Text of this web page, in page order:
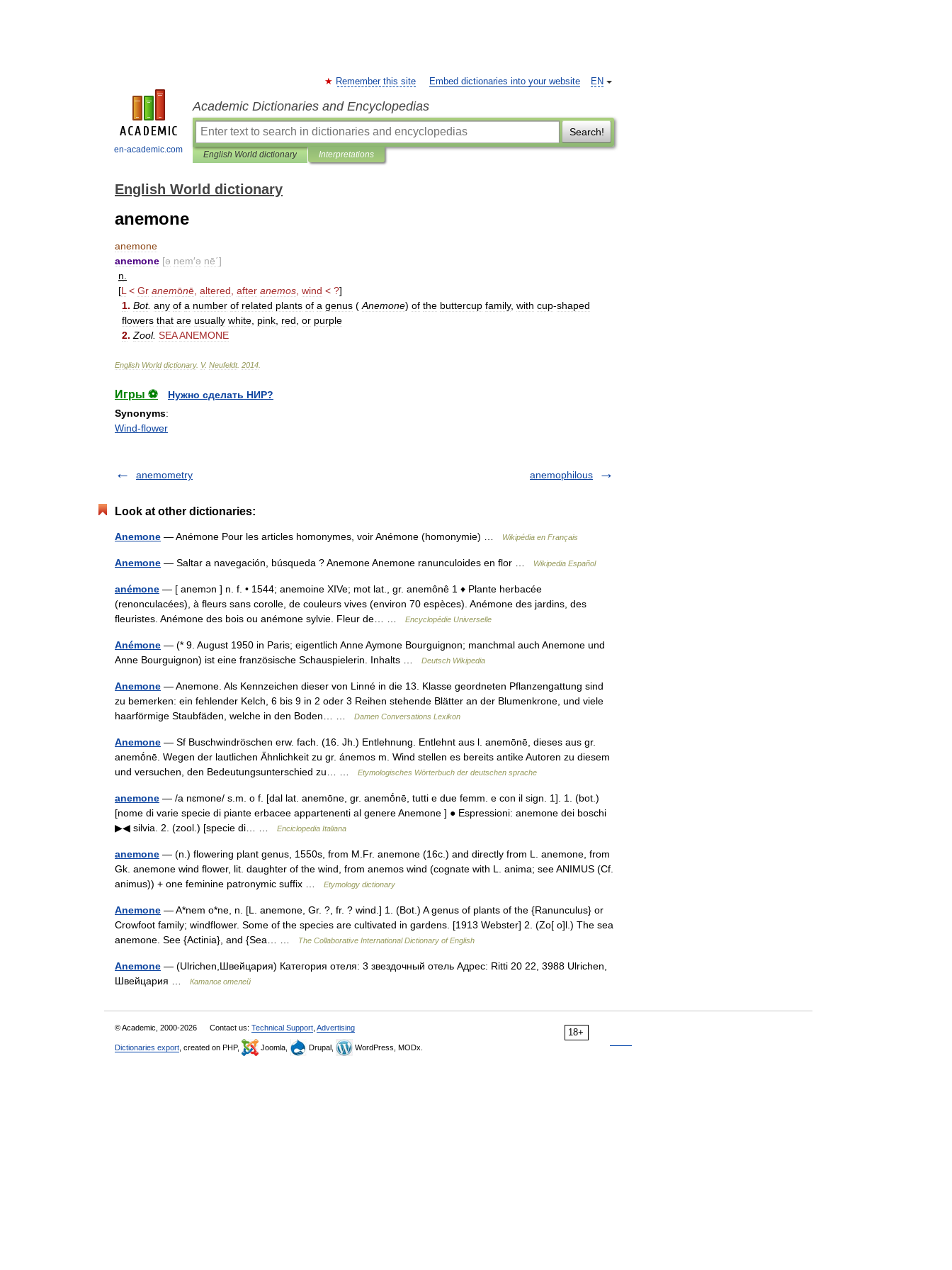
en-academic.com
EN
Remember this site Embed dictionaries into your website
Academic Dictionaries and Encyclopedias
Search!
English World dictionary Interpretations
English World dictionary
anemone
anemone
anemone [ə nem′ə nē΄]
n
[L < Gr anemōnē altered after anemos wind < ?]
1. Bot. any of a number of related plants of a genus ( Anemone) of the buttercup family, with cup-shaped
flowers that are usually white pink red or purple
2. Zool. SEAANEMONE
English World dictionary. V. Neufeldt. 2014
Игры ⚽
Нужно сделать НИР?
Synonyms:
Wind-flower
anemometry anemophilous
Look at other dictionaries:
Anemone — Anémone Pour les articles homonymes, voir Anémone (homonymie) … Wikipédia en Français
Anemone — Saltar a navegación, búsqueda ? Anemone Anemone ranunculoides en flor … Wikipedia Español
anémone — [ anemɔn ] n. f. • 1544; anemoine XIVe; mot lat., gr. anemônê 1 ♦ Plante herbacée
(renonculacées), à fleurs sans corolle, de couleurs vives (environ 70 espèces). Anémone des jardins, des
fleuristes. Anémone des bois ou anémone sylvie. Fleur de… …
Encyclopédie Universelle
Anémone — (* 9. August 1950 in Paris; eigentlich Anne Aymone Bourguignon; manchmal auch Anemone und
Anne Bourguignon) ist eine französische Schauspielerin. Inhalts …
Deutsch Wikipedia
Anemone — Anemone. Als Kennzeichen dieser von Linné in die 13. Klasse geordneten Pflanzengattung sind
zu bemerken: ein fehlender Kelch, 6 bis 9 in 2 oder 3 Reihen stehende Blätter an der Blumenkrone, und viele
haarförmige Staubfäden, welche in den Boden… …
Damen Conversations Lexikon
Anemone — Sf Buschwindröschen erw. fach. (16. Jh.) Entlehnung. Entlehnt aus l. anemōnē, dieses aus gr.
anemṓnē. Wegen der lautlichen Ähnlichkeit zu gr. ánemos m. Wind stellen es bereits antike Autoren zu diesem
und versuchen, den Bedeutungsunterschied zu… …
Etymologisches Wörterbuch der deutschen sprache
anemone — /a nɛmone/ s.m. o f. [dal lat. anemōne, gr. anemṓnē, tutti e due femm. e con il sign. 1]. 1. (bot.)
[nome di varie specie di piante erbacee appartenenti al genere Anemone ] ● Espressioni: anemone dei boschi
▶◀ silvia. 2. (zool.) [specie di… …
Enciclopedia Italiana
anemone — (n.) flowering plant genus, 1550s, from M.Fr. anemone (16c.) and directly from L. anemone, from
Gk. anemone wind flower, lit. daughter of the wind, from anemos wind (cognate with L. anima; see ANIMUS (Cf.
animus)) + one feminine patronymic suffix …
Etymology dictionary
Anemone — A*nem o*ne, n. [L. anemone, Gr. ?, fr. ? wind.] 1. (Bot.) A genus of plants of the {Ranunculus} or
Crowfoot family; windflower. Some of the species are cultivated in gardens. [1913 Webster] 2. (Zo[ o]l.) The sea
anemone. See {Actinia}, and {Sea… …
The Collaborative International Dictionary of English
Anemone — (Ulrichen,Швейцария) Категория отеля: 3 звездочный отель Адрес: Ritti 20 22, 3988 Ulrichen,
Швейцария …
Каталог отелей
18+
© Academic, 2000-2026 Contact us: Technical Support Advertising
Dictionaries export , created on PHP, Joomla, Drupal, WordPress, MODx.